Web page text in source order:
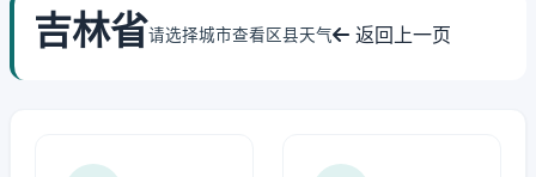
吉林省请选择城市查看区县天气 返回上一页